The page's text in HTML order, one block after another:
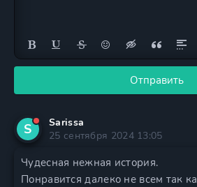
Отправить
S
Sarissa
25 сентября 2024 13:05
Чудесная нежная история.
Понравится далеко не всем так